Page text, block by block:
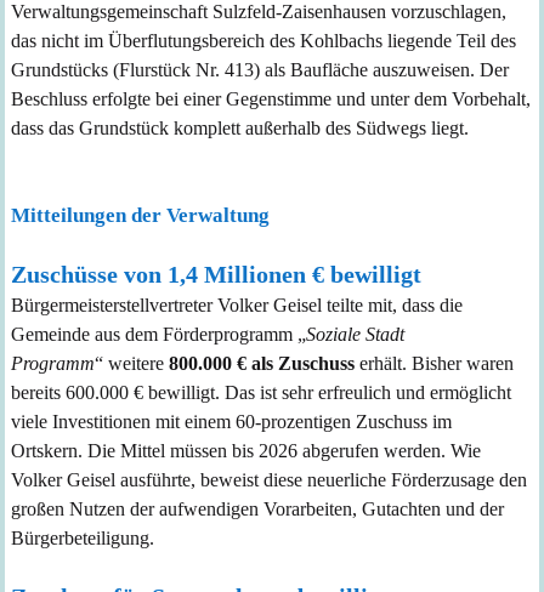
Verwaltungsgemeinschaft Sulzfeld-Zaisenhausen vorzuschlagen,
das nicht im Überflutungsbereich des Kohlbachs liegende Teil des
Grundstücks (Flurstück Nr. 413) als Baufläche auszuweisen. Der
Beschluss erfolgte bei einer Gegenstimme und unter dem Vorbehalt,
dass das Grundstück komplett außerhalb des Südwegs liegt.
Mitteilungen der Verwaltung
Zuschüsse von 1,4 Millionen € bewilligt
Bürgermeisterstellvertreter Volker Geisel teilte mit, dass die
Gemeinde aus dem Förderprogramm „Soziale Stadt
Programm“ weitere 800.000 € als Zuschusserhält. Bisher waren
bereits 600.000 € bewilligt. Das ist sehr erfreulich und ermöglicht
viele Investitionen mit einem 60-prozentigen Zuschuss im
Ortskern. Die Mittel müssen bis 2026 abgerufen werden. Wie
Volker Geisel ausführte, beweist diese neuerliche Förderzusage den
großen Nutzen der aufwendigen Vorarbeiten, Gutachten und der
Bürgerbeteiligung.